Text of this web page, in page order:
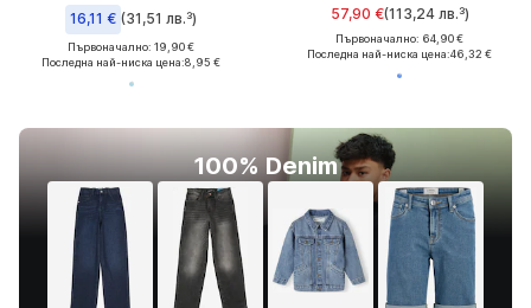
16,11 € (31,51 лв.³)
Първоначално: 19,90 €
Последна най-ниска цена:8,95 €
57,90 €(113,24 лв.³)
Първоначално: 64,90 €
Последна най-ниска цена:46,32 €
100% Denim